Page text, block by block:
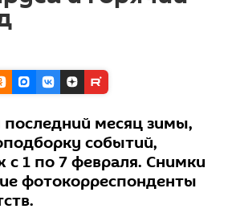
последний месяц зимы,
событий,
1 по 7 февраля. Снимки
фотокорреспонденты